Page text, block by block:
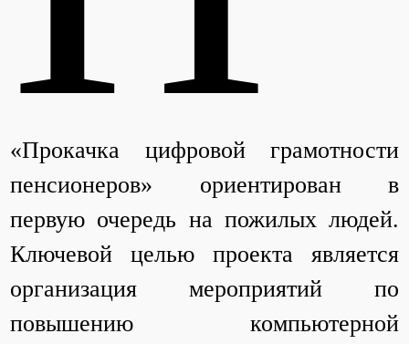
«Прокачка цифровой грамотности
пенсионеров» ориентирован в
первую очередь на пожилых людей.
Ключевой целью проекта является
организация мероприятий по
повышению компьютерной